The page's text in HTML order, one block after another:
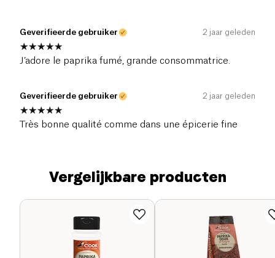
Geverifieerde gebruiker 2 jaar geleden
J’adore le paprika fumé, grande consommatrice.
Geverifieerde gebruiker 2 jaar geleden
Très bonne qualité comme dans une épicerie fine
Vergelijkbare producten